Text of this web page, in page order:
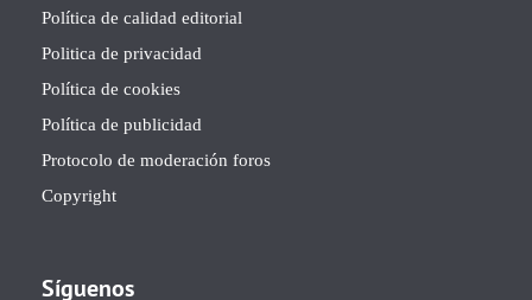
Política de calidad editorial
Politica de privacidad
Política de cookies
Política de publicidad
Protocolo de moderación foros
Copyright
Síguenos